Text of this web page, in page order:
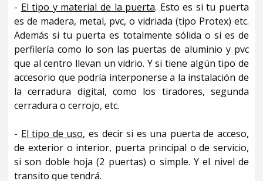
- El tipo y material de la puerta. Esto es si tu puerta
es de madera, metal, pvc, o vidriada (tipo Protex) etc.
Además si tu puerta es totalmente sólida o si es de
perfilería como lo son las puertas de aluminio y pvc
que al centro llevan un vidrio. Y si tiene algún tipo de
accesorio que podría interponerse a la instalación de
la cerradura digital, como los tiradores, segunda
cerradura o cerrojo, etc.
- El tipo de uso, es decir si es una puerta de acceso,
de exterior o interior, puerta principal o de servicio,
si son doble hoja (2 puertas) o simple. Y el nivel de
transito que tendrá.